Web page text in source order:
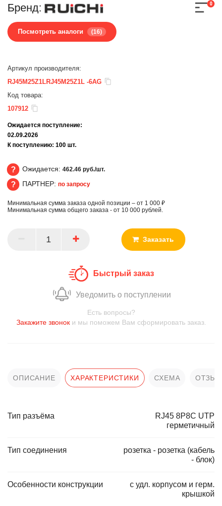
Бренд:
Посмотреть аналоги (16)
0
Артикул производителя:
RJ45M25Z1LRJ45M25Z1L -6AG
Код товара:
107912
Ожидается поступление:
02.09.2026
К поступлению: 100 шт.
Ожидается
Ожидается: 462.46 руб./шт.
ПАРТНЕР
ПАРТНЕР: по запросу
Минимальная сумма заказа одной позиции – от 1 000 ₽
Минимальная сумма общего заказа - от 10 000 рублей.
Заказать
Быстрый заказ
Уведомить о поступлении
Есть вопросы?
Закажите звоноки мы поможем Вам сформировать заказ.
ОПИСАНИЕ ХАРАКТЕРИСТИКИ СХЕМА
Тип разъёма
RJ45 8P8C UTP
герметичный
Тип соединения
розетка - розетка (кабель
- блок)
Особенности конструкции
с удл. корпусом и герм.
крышкой